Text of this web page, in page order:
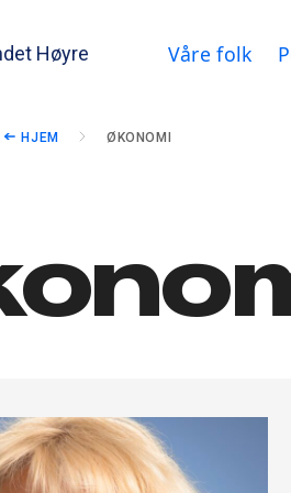
Høyre Våre folk
HJEM ØKONOMI